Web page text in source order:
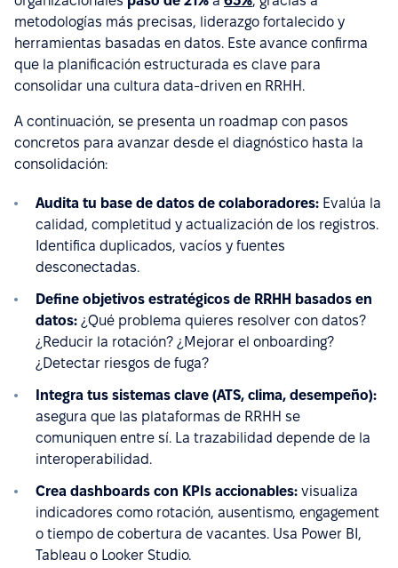
metodologías más precisas, liderazgo fortalecido y
herramientas basadas en datos. Este avance confirma
que la planificación estructurada es clave para
consolidar una cultura data-driven en RRHH.
A continuación, se presenta un roadmap con pasos
concretos para avanzar desde el diagnóstico hasta la
consolidación:
Audita tu base de datos de colaboradores: Evalúa la
calidad, completitud y actualización de los registros.
Identifica duplicados, vacíos y fuentes
desconectadas.
Define objetivos estratégicos de RRHH basados en
datos: ¿Qué problema quieres resolver con datos?
¿Reducir la rotación? ¿Mejorar el onboarding?
¿Detectar riesgos de fuga?
Integra tus sistemas clave (ATS, clima, desempeño):
asegura que las plataformas de RRHH se
comuniquen entre sí. La trazabilidad depende de la
interoperabilidad.
Crea dashboards con KPIs accionables: visualiza
indicadores como rotación, ausentismo, engagement
o tiempo de cobertura de vacantes. Usa Power BI,
Tableau o Looker Studio.